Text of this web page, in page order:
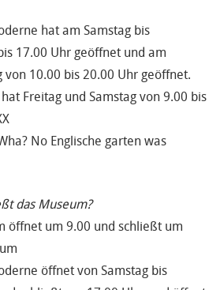
hat am Samstag bis
17.00 Uhr geöffnet und am
von 10.00 bis 20.00 Uhr geöffnet.
Freitag und Samstag von 9.00 bis
No Englische garten was
das Museum?
öffnet um 9.00 und schließt um
öffnet von Samstag bis